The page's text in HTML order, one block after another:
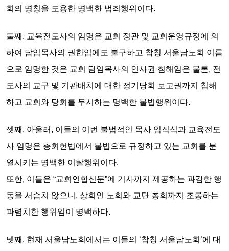
회의 명칭을 도용한 명백한 범죄행위이다.
둘째, 교육전도사의 임명은 교회 정관 및 교회운영규정에 의
하여 담임목사의 권한임에도 불구하고 참칭 서울남노회 이름
으로 임명한 것은 교회 담임목사의 인사권 침해 임은 물론, 전
도사의 교구 및 기관배치에 대한 정기당회 보고권까지 침해
하고 교회와 당회를 무시하는 명백한 불법행위 이다.
셋째, 아울러, 이들의 이번 불법적인 목사 임직식과 교육전도
사 임명은 총회헌법에서 불법으로 규정하고 있는 교회를 분
열시키는 명백한 이탈행위이다.
또한, 이들은 “교회연합신문”에 기사까지 제공하는 과감한 행
동을 서슴치 않으니, 상회인 노회와 교단 총회까지 조롱하는
파렴치한 행위임이 명백하다.
넷째, 현재 서울남노회에서는 이들의 ‘참칭 서울남노회’에 대